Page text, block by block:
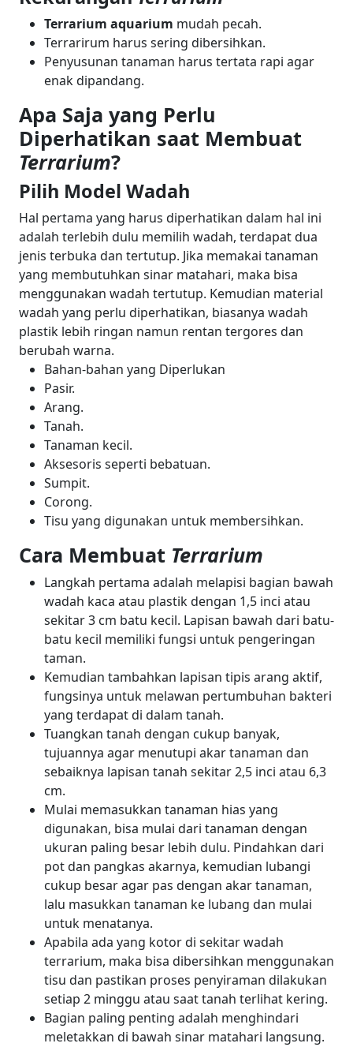
Terrarium aquarium mudah pecah.
Terrarirum harus sering dibersihkan.
Penyusunan tanaman harus tertata rapi agar
enak dipandang.
Apa Saja yang Perlu
Diperhatikan saat Membuat
Terrarium?
Pilih Model Wadah
Hal pertama yang harus diperhatikan dalam hal ini
adalah terlebih dulu memilih wadah, terdapat dua
jenis terbuka dan tertutup. Jika memakai tanaman
yang membutuhkan sinar matahari, maka bisa
menggunakan wadah tertutup. Kemudian material
wadah yang perlu diperhatikan, biasanya wadah
plastik lebih ringan namun rentan tergores dan
berubah warna.
Bahan-bahan yang Diperlukan
Pasir.
Arang.
Tanah.
Tanaman kecil.
Aksesoris seperti bebatuan.
Sumpit.
Corong.
Tisu yang digunakan untuk membersihkan.
Cara Membuat Terrarium
Langkah pertama adalah melapisi bagian bawah
wadah kaca atau plastik dengan 1,5 inci atau
sekitar 3 cm batu kecil. Lapisan bawah dari batu-
batu kecil memiliki fungsi untuk pengeringan
taman.
Kemudian tambahkan lapisan tipis arang aktif,
fungsinya untuk melawan pertumbuhan bakteri
yang terdapat di dalam tanah.
Tuangkan tanah dengan cukup banyak,
tujuannya agar menutupi akar tanaman dan
sebaiknya lapisan tanah sekitar 2,5 inci atau 6,3
cm.
Mulai memasukkan tanaman hias yang
digunakan, bisa mulai dari tanaman dengan
ukuran paling besar lebih dulu. Pindahkan dari
pot dan pangkas akarnya, kemudian lubangi
cukup besar agar pas dengan akar tanaman,
lalu masukkan tanaman ke lubang dan mulai
untuk menatanya.
Apabila ada yang kotor di sekitar wadah
terrarium, maka bisa dibersihkan menggunakan
tisu dan pastikan proses penyiraman dilakukan
setiap 2 minggu atau saat tanah terlihat kering.
Bagian paling penting adalah menghindari
meletakkan di bawah sinar matahari langsung.